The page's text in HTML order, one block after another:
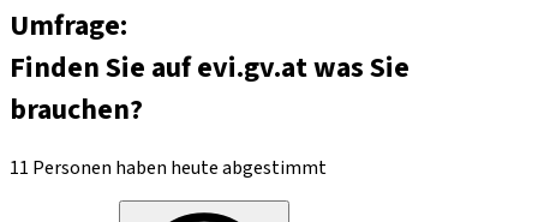
Umfrage:
Finden Sie auf evi.gv.at was Sie
brauchen?
11 Personen haben heute abgestimmt